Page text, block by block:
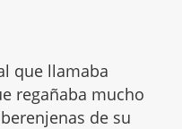
que llamaba
regañaba mucho
de su